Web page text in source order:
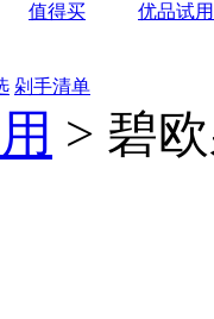
值得买
优品试用
剁手清单
> 碧